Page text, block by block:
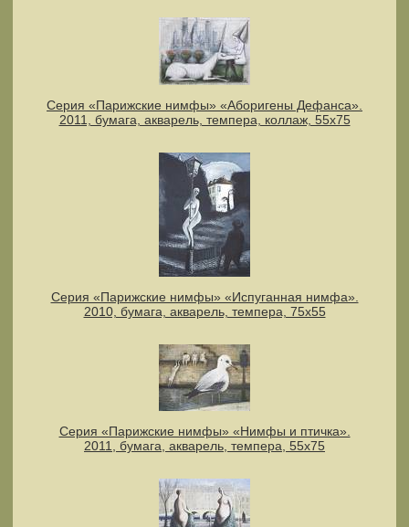
Серия «Парижские нимфы» «Аборигены Дефанса».
2011, бумага, акварель, темпера, коллаж, 55x75
Серия «Парижские нимфы» «Испуганная нимфа».
2010, бумага, акварель, темпера, 75х55
Серия «Парижские нимфы» «Нимфы и птичка».
2011, бумага, акварель, темпера, 55x75